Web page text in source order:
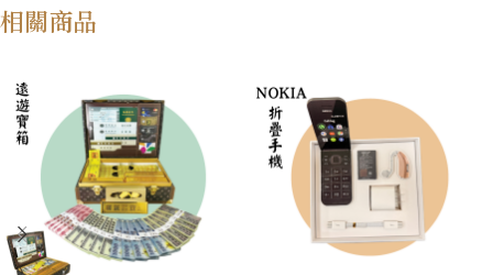
相關商品